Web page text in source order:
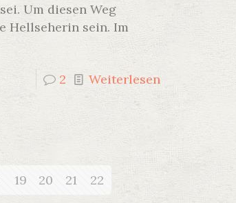
Um diesen Weg
Hellseherin sein. Im
2 Weiterlesen
19 20 21
22